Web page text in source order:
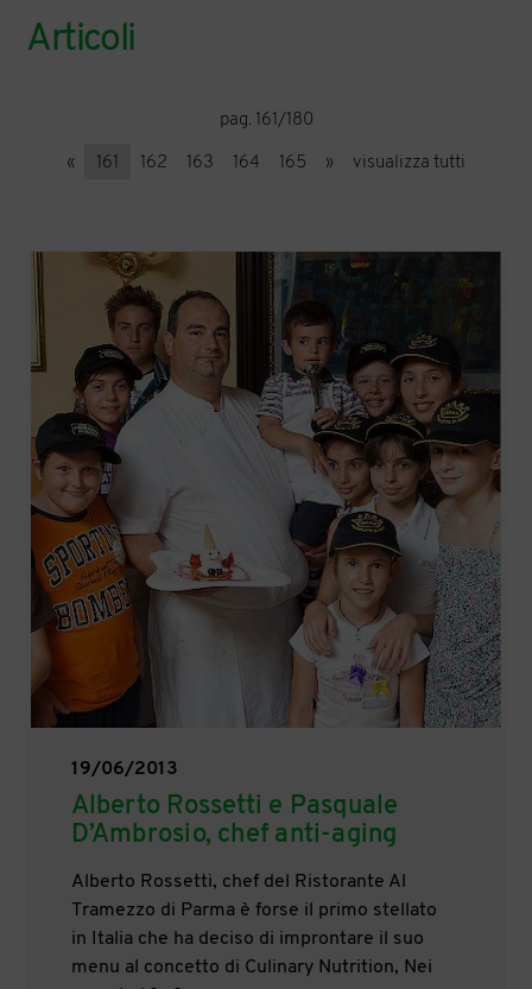
Articoli
pag. 161/180
« 161 162 163 164 165 » visualizza tutti
19/06/2013
Alberto Rossetti e Pasquale
D’Ambrosio, chef anti-aging
Alberto Rossetti, chef del Ristorante Al
Tramezzo di Parma è forse il primo stellato
in Italia che ha deciso di improntare il suo
menu al concetto di Culinary Nutrition, Nei